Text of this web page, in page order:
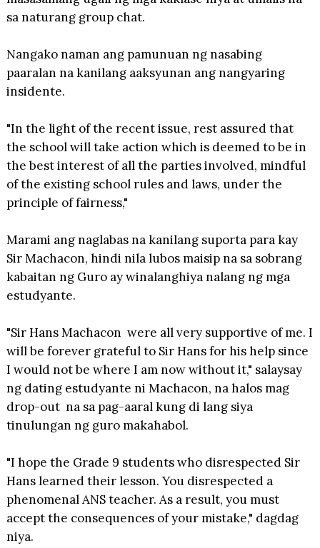
sa naturang group chat.
Nangako naman ang pamunuan ng nasabing
paaralan na kanilang aaksyunan ang nangyaring
insidente.
"In the light of the recent issue, rest assured that
the school will take action which is deemed to be in
the best interest of all the parties involved, mindful
of the existing school rules and laws, under the
principle of fairness,"
Marami ang naglabas na kanilang suporta para kay
Sir Machacon, hindi nila lubos maisip na sa sobrang
kabaitan ng Guro ay winalanghiya nalang ng mga
estudyante.
"Sir Hans Machacon were all very supportive of me. I
will be forever grateful to Sir Hans for his help since
I would not be where I am now without it," salaysay
ng dating estudyante ni Machacon, na halos mag
drop-out na sa pag-aaral kung di lang siya
tinulungan ng guro makahabol.
"I hope the Grade 9 students who disrespected Sir
Hans learned their lesson. You disrespected a
phenomenal ANS teacher. As a result, you must
accept the consequences of your mistake," dagdag
niya.